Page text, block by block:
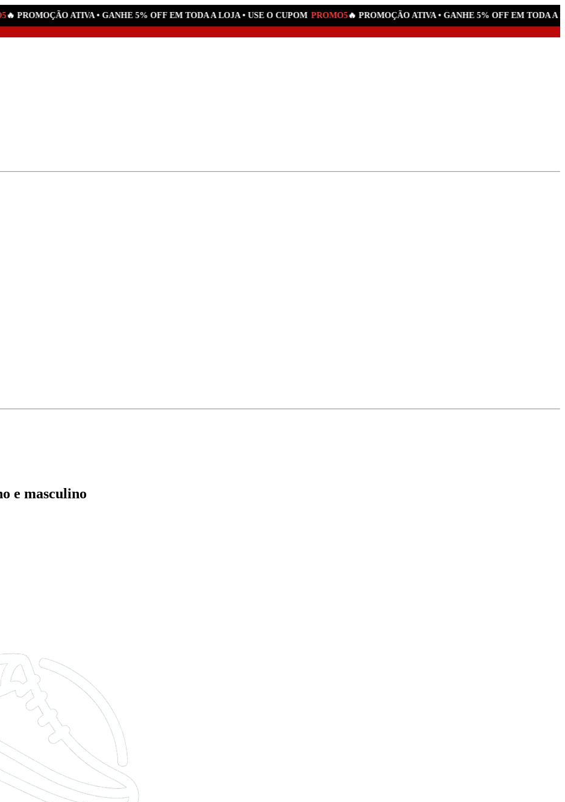
PROMOÇÃO ATIVA • GANHE 5% OFF EM TODA A LOJA • USE O CUPOM PROMO5🔥 PROMOÇÃO ATIVA • GANHE 5% OFF EM TODA A
e masculino